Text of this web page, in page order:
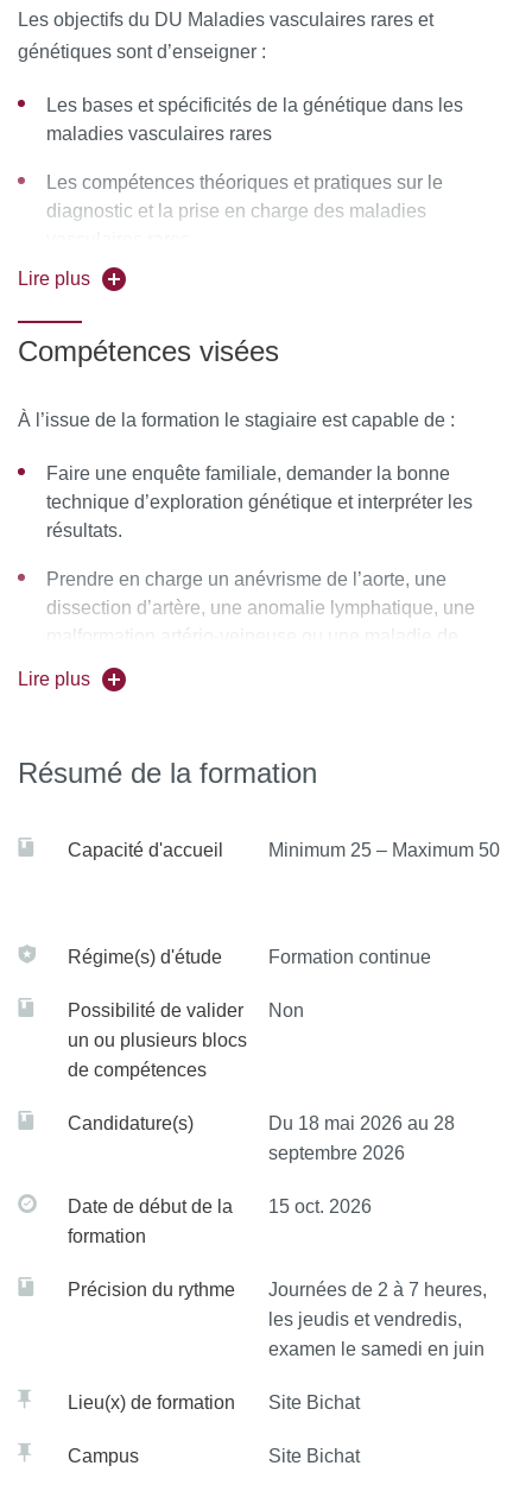
Les objectifs du DU Maladies vasculaires rares et
génétiques sont d’enseigner :
Les bases et spécificités de la génétique dans les
maladies vasculaires rares
Les compétences théoriques et pratiques sur le
diagnostic et la prise en charge des maladies
Les modalités d’accompagnement des patients et de
leurs familles
Un état des lieux de la recherche en cours et des
rares
Lire plus
Compétences visées
À l’issue de la formation le stagiaire est capable de :
Faire une enquête familiale, demander la bonne
technique d’exploration génétique et interpréter les
résultats.
Prendre en charge un anévrisme de l’aorte, une
dissection d’artère, une anomalie lymphatique, une
malformation artério-veineuse ou une maladie de
Rendu-Osler
l’annonce du diagnostic.
maladies vasculaires rares et à leurs spécificités
Utiliser les recommandations de prise en charge sur les
maladies vasculaires rares
Lire plus
Résumé de la formation
Capacité d'accueil Minimum 25 – Maximum 50
Régime(s) d'étude Formation continue
Possibilité de valider
un ou plusieurs blocs
de compétences
Non
Candidature(s)
Du 18 mai 2026 au 28
septembre 2026
Date de début de la
formation
15 oct. 2026
Précision du rythme
Journées de 2 à 7 heures,
les jeudis et vendredis,
examen le samedi en juin
Lieu(x) de formation Site Bichat
Campus Site Bichat